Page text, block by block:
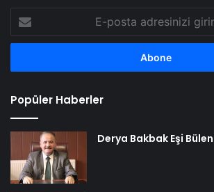
posta
adresinizi
Popüler Haberler
Derya Bakbak Eşi